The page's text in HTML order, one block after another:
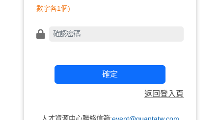
數字各1個)
確定
返回登入頁